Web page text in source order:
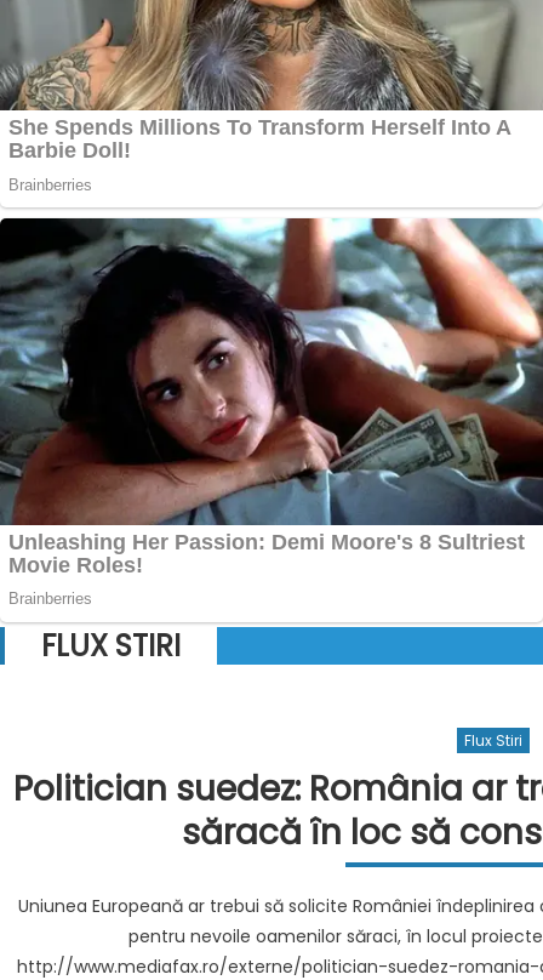
FLUX STIRI
Flux Stiri
Politician suedez: România ar
săracă în loc să
Uniunea Europeană ar trebui să solicite României
pentru nevoile oamenilor săraci, în locul
http://www.mediafax.ro/externe/politician-suedez-